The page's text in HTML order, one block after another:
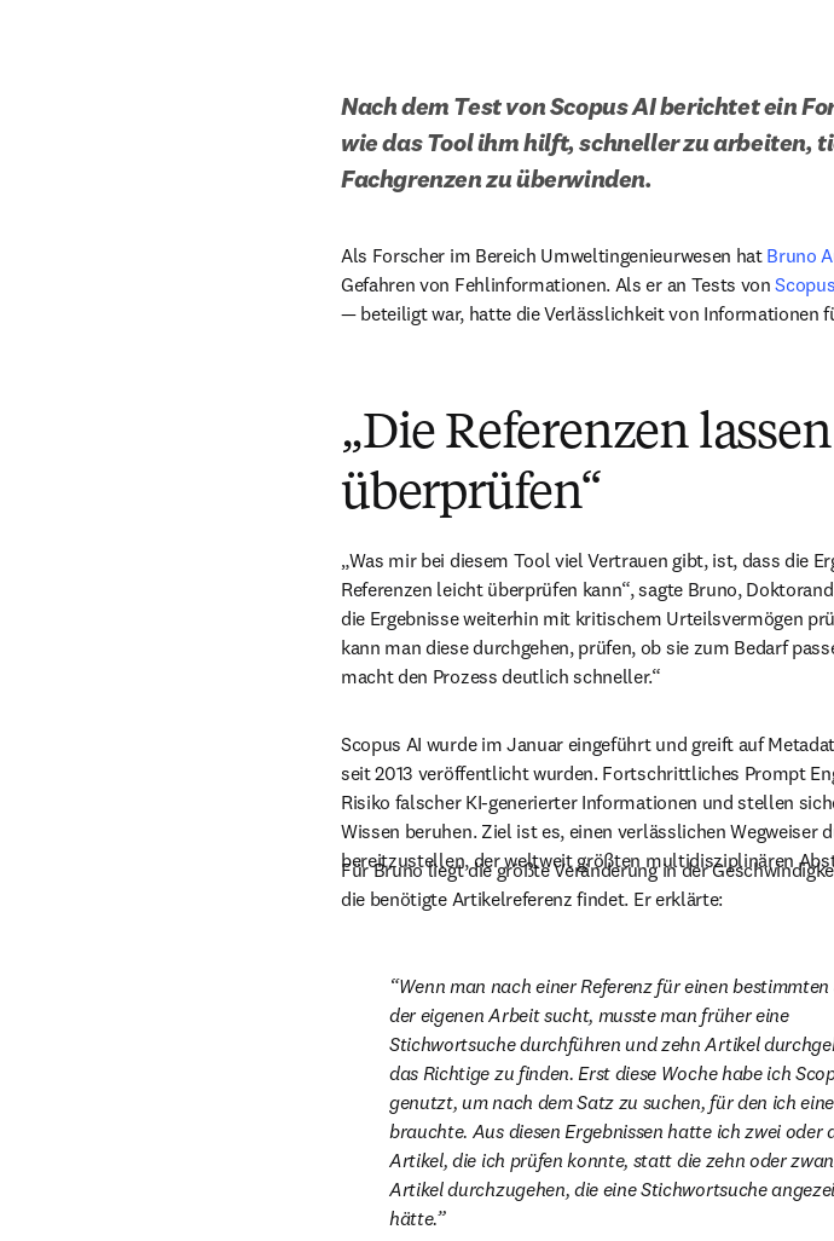
Nach dem Test von Scopus AI berichtet ein
wie das Tool ihm hilft, schneller zu arbeiten,
Fachgrenzen zu überwinden.
Als Forscher im Bereich Umweltingenieurwesen hat Bruno
Gefahren von Fehlinformationen. Als er an Tests von
— beteiligt war, hatte die Verlässlichkeit von Informationen
„Die Referenzen
überprüfen“
„Was mir bei diesem Tool viel Vertrauen gibt, ist, dass die
Referenzen leicht überprüfen kann“, sagte Bruno,
die Ergebnisse weiterhin mit kritischem Urteilsvermögen
kann man diese durchgehen, prüfen, ob sie zum Bedarf
macht den Prozess deutlich schneller.“
Scopus AI wurde im Januar eingeführt und greift auf
seit 2013 veröffentlicht wurden. Fortschrittliches Prompt
Risiko falscher KI-generierter Informationen und stellen
Wissen beruhen. Ziel ist es, einen verlässlichen Wegweiser
bereitzustellen, der weltweit größten multidisziplinären
Für Bruno liegt die größte Veränderung in der
die benötigte Artikelreferenz findet. Er erklärte:
Wenn man nach einer Referenz für einen
der eigenen Arbeit sucht, musste man früher eine
Stichwortsuche durchführen und zehn Artikel
das Richtige zu finden. Erst diese Woche habe ich
genutzt, um nach dem Satz zu suchen, für den ich
brauchte. Aus diesen Ergebnissen hatte ich zwei oder
Artikel, die ich prüfen konnte, statt die zehn oder
Artikel durchzugehen, die eine Stichwortsuche
hätte.